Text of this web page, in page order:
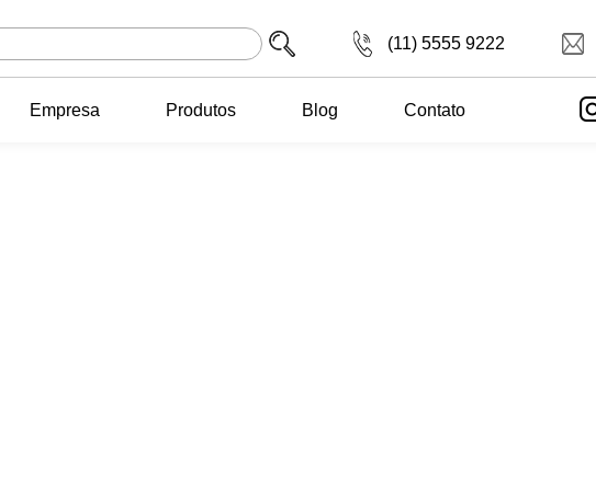
(11) 5555 9222
Empresa Produtos Blog Contato